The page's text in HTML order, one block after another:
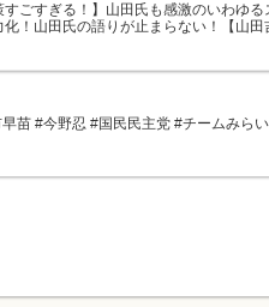
すごすぎる！】山田氏も感激のいわゆ
化！山田氏の語りが止まらない！【山田
苗 #今野忍 #国民民主党 #チームみら